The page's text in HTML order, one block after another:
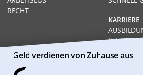
KARRIERE
STUDIUM
GEHÄLTER
RECHT
Geld verdienen von Zuhause aus